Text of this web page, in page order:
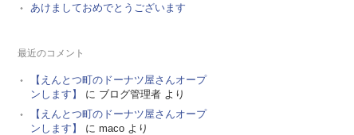
あけましておめでとうございます
最近のコメント
【えんとつ町のドーナツ屋さんオープ
ンします】
に ブログ管理者より
【えんとつ町のドーナツ屋さんオープ
ンします】
に macoより